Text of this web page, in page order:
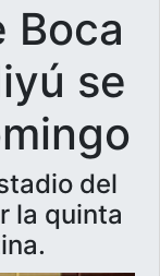
Boca
se
del
la quinta